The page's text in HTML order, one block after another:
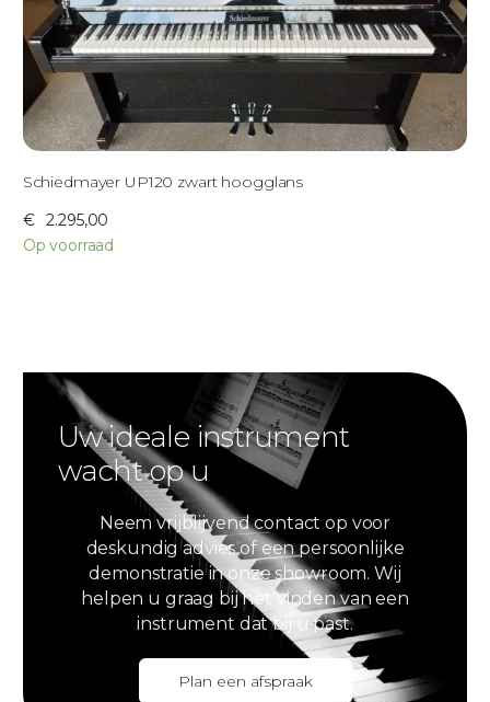
Schiedmayer UP120 zwart hoogglans
€ 2.295,00
Op voorraad
Uw ideale instrument
wacht op u
Neem vrijblijvend contact op voor
deskundig advies of een persoonlijke
demonstratie in onze showroom. Wij
helpen u graag bij het vinden van een
instrument dat bij u past.
Plan een afspraak